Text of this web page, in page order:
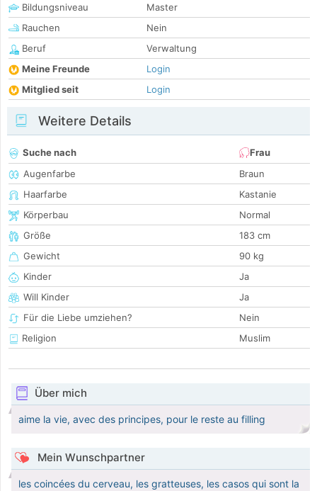
Bildungsniveau
Master
Rauchen
Nein
Beruf
Verwaltung
Meine Freunde
Login
Mitglied seit
Login
Weitere Details
Suche nach
Frau
Augenfarbe
Braun
Haarfarbe
Kastanie
Körperbau
Normal
Größe
183 cm
Gewicht
90 kg
Kinder
Ja
Will Kinder
Ja
Für die Liebe umziehen?
Nein
Religion
Muslim
Über mich
aime la vie, avec des principes, pour le reste au filling
Mein Wunschpartner
les coincées du cerveau, les gratteuses, les casos qui sont la